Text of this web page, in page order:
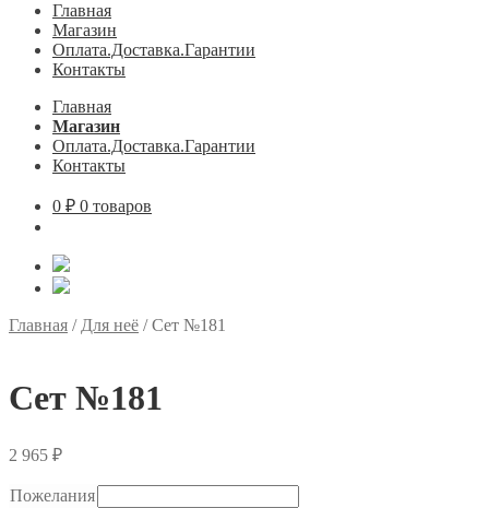
Главная
Магазин
Оплата.Доставка.Гарантии
Контакты
Главная
Магазин
Оплата.Доставка.Гарантии
Контакты
0 ₽ 0 товаров
Главная / Для неё /Сет №181
Сет №181
2 965 ₽
Пожелания